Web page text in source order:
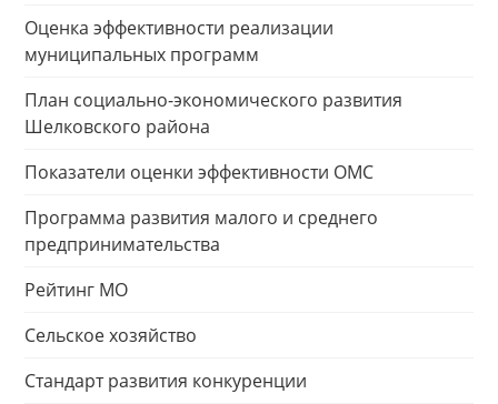
Оценка эффективности реализации
муниципальных программ
План социально-экономического развития
Шелковского района
Показатели оценки эффективности ОМС
Программа развития малого и среднего
предпринимательства
Рейтинг МО
Сельское хозяйство
Стандарт развития конкуренции